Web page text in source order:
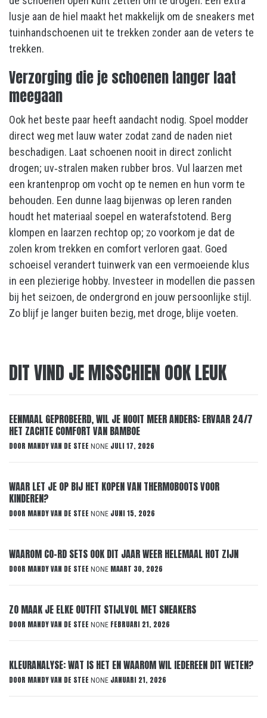
lusje aan de hiel maakt het makkelijk om de sneakers met
tuinhandschoenen uit te trekken zonder aan de veters te
trekken.
Verzorging die je schoenen langer laat
meegaan
Ook het beste paar heeft aandacht nodig. Spoel modder
direct weg met lauw water zodat zand de naden niet
beschadigen. Laat schoenen nooit in direct zonlicht
drogen; uv‑stralen maken rubber bros. Vul laarzen met
een krantenprop om vocht op te nemen en hun vorm te
behouden. Een dunne laag bijenwas op leren randen
houdt het materiaal soepel en waterafstotend. Berg
klompen en laarzen rechtop op; zo voorkom je dat de
zolen krom trekken en comfort verloren gaat. Goed
schoeisel verandert tuinwerk van een vermoeiende klus
in een plezierige hobby. Investeer in modellen die passen
bij het seizoen, de ondergrond en jouw persoonlijke stijl.
Zo blijf je langer buiten bezig, met droge, blije voeten.
DIT VIND JE MISSCHIEN OOK LEUK
EENMAAL GEPROBEERD, WIL JE NOOIT MEER ANDERS: ERVAAR 24/7
HET ZACHTE COMFORT VAN BAMBOE
DOOR MANDY VAN DE STEE NONE JULI 17, 2026
WAAR LET JE OP BIJ HET KOPEN VAN THERMOBOOTS VOOR
KINDEREN?
DOOR MANDY VAN DE STEE NONE JUNI 15, 2026
WAAROM CO-RD SETS OOK DIT JAAR WEER HELEMAAL HOT ZIJN
DOOR MANDY VAN DE STEE NONE MAART 30, 2026
ZO MAAK JE ELKE OUTFIT STIJLVOL MET SNEAKERS
DOOR MANDY VAN DE STEE NONE FEBRUARI 21, 2026
KLEURANALYSE: WAT IS HET EN WAAROM WIL IEDEREEN DIT WETEN?
DOOR MANDY VAN DE STEE NONE JANUARI 21, 2026